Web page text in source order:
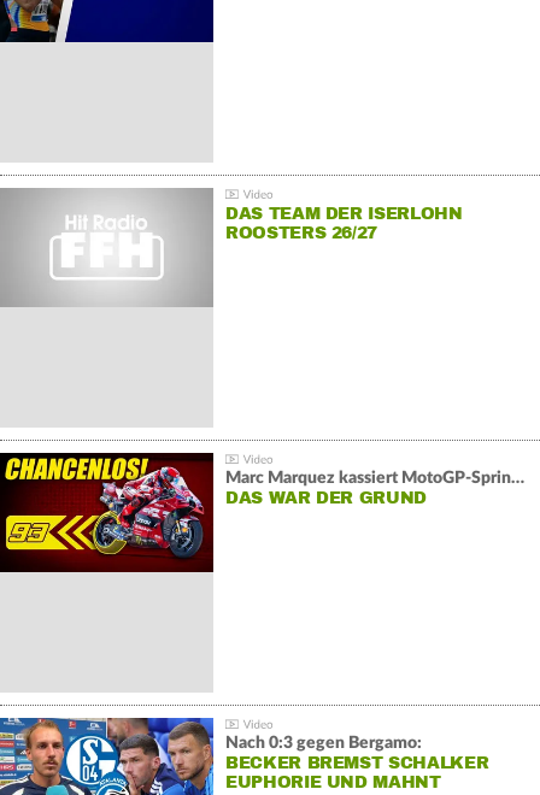
DAS TEAM DER ISERLOHN
ROOSTERS 26/27
Marc Marquez kassiert MotoGP-Sprint-Schlappe:
DAS WAR DER GRUND
Nach 0:3 gegen Bergamo:
BECKER BREMST SCHALKER
EUPHORIE UND MAHNT